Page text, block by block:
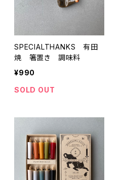
SPECIALTHANKS 有田
焼 箸置き 調味料
¥990
SOLD OUT